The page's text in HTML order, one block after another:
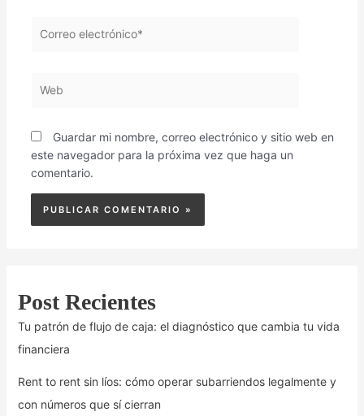
electrónico*
Guardar mi nombre, correo electrónico y sitio web en
este navegador para la próxima vez que haga un
comentario.
Post Recientes
Tu patrón de flujo de caja: el diagnóstico que cambia tu vida
financiera
Rent to rent sin líos: cómo operar subarriendos legalmente y
con números que sí cierran